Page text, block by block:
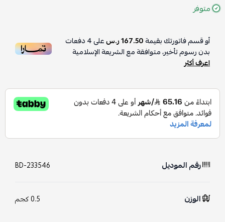
متوفر
أو قسم فاتورتك بقيمة167.50 ر.س على4دفعات
بدون رسوم تأخير، متوافقة مع الشريعة الإسلامية
اعرف أكثر
رقم الموديل BD-233546
الوزن 0.5 كجم